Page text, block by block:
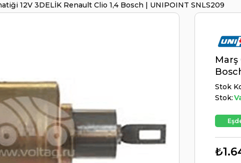
12V 3DELİK Renault Clio 1,4 Bosch | UNIPOINT SNLS209
Marş
Stok
Stok: